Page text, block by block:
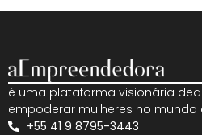
é uma plataforma visionária
empoderar mulheres no mundo
+55 41 9 8795-3443